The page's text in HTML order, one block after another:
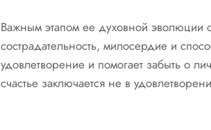
Важным этапом ее духовной эволюции
сострадательность, милосердие и
удовлетворение и помогает забыть о
счастье заключается не в